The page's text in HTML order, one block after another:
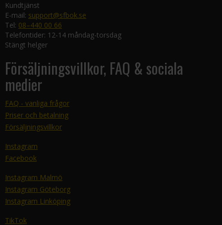
Kundtjänst
E-mail: support@sfbok.se
Tel: 08–440 00 66
Telefontider: 12-14 måndag-torsdag
Stängt helger
Försäljningsvillkor, FAQ & sociala
medier
FAQ - vanliga frågor
Priser och betalning
Försäljningsvillkor
Instagram
Facebook
Instagram Malmö
Instagram Göteborg
Instagram Linköping
TikTok